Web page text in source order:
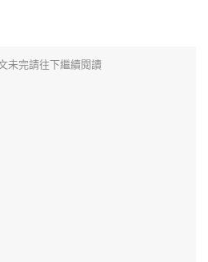
未完請往下繼續閱讀